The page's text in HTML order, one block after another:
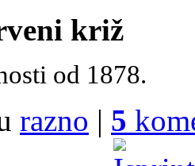
križ
od 1878.
razno | 5